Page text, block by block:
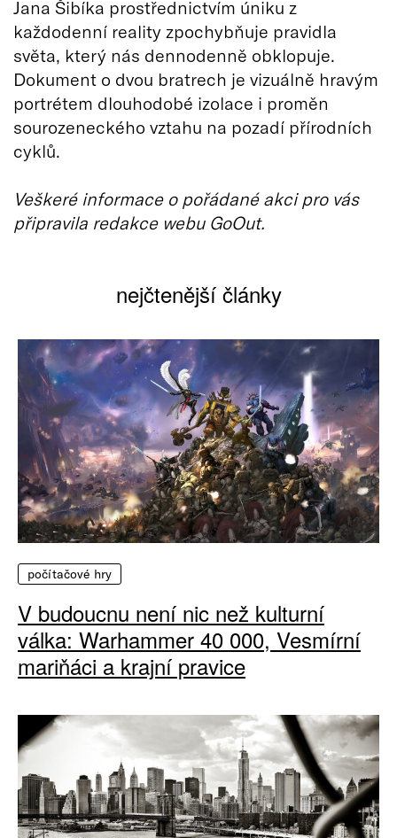
Jana Šibíka prostřednictvím úniku z
každodenní reality zpochybňuje pravidla
světa, který nás dennodenně obklopuje.
Dokument o dvou bratrech je vizuálně hravým
portrétem dlouhodobé izolace i proměn
sourozeneckého vztahu na pozadí přírodních
cyklů.
Veškeré informace o pořádané akci pro vás
připravila redakce webu GoOut.
nejčtenější články
počítačové hry
V budoucnu není nic než kulturní
válka: Warhammer 40 000, Vesmírní
mariňáci a krajní pravice